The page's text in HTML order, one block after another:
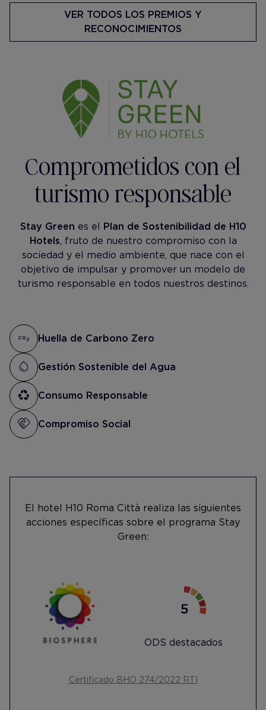
VER TODOS LOS PREMIOS Y
RECONOCIMIENTOS
Comprometidos con el
turismo responsable
Stay Green es el Plan de Sostenibilidad de H10
Hotels , fruto de nuestro compromiso con la
sociedad y el medio ambiente, que nace con el
objetivo de impulsar y promover un modelo de
turismo responsable en todos nuestros destinos.
Huella de Carbono Zero
Gestión Sostenible del Agua
Consumo Responsable
Compromiso Social
El hotel H10 Roma Città realiza las siguientes
acciones específicas sobre el programa Stay
Green:
ODS destacados
Certificado BHO 274/2022 RTI